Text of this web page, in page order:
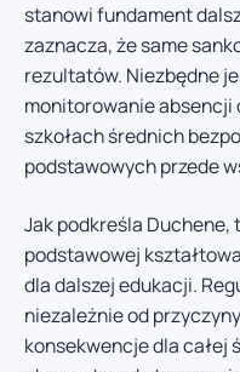
stanowi fundament
zaznacza, że same
rezultatów. Niezbędne
monitorowanie absencji
szkołach średnich
podstawowych przede
Jak podkreśla Duchene,
podstawowej
dla dalszej edukacji.
niezależnie od
konsekwencje dla całej